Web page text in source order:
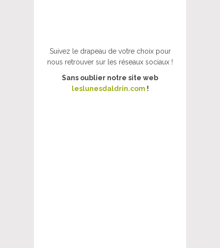
Suivez le drapeau de votre choix pour
nous retrouver sur les réseaux sociaux !
Sans oublier notre site web
leslunesdaldrin.com !